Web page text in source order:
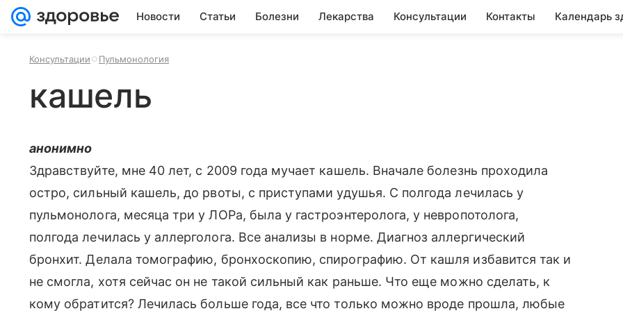
Новости Статьи Болезни Лекарства Консультации Контакты Календарь
Консультации Пульмонология
кашель
анонимно
Здравствуйте, мне 40 лет, с 2009 года мучает кашель. Вначале болезнь проходила
остро, сильный кашель, до рвоты, с приступами удушья. С полгода лечилась у
пульмонолога, месяца три у ЛОРа, была у гастроэнтеролога, у невропотолога,
полгода лечилась у аллерголога. Все анализы в норме. Диагноз аллергический
бронхит. Делала томографию, бронхоскопию, спирографию. От кашля избавится так и
не смогла, хотя сейчас он не такой сильный как раньше. Что еще можно сделать, к
кому обратится? Лечилась больше года, все что только можно вроде прошла, любые